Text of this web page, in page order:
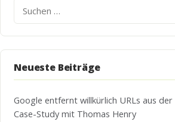
Neueste Beiträge
Google entfernt willkürlich URLs aus der
Case-Study mit Thomas Henry